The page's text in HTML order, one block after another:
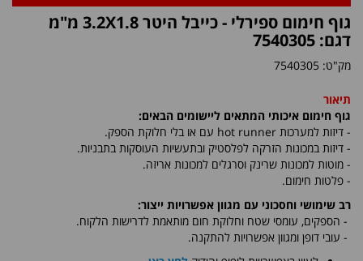
גוף חימום ספירלי - כייבל היטר 3.2X1.8 מ"מ
דגם: 7540305
מק"ט: 7540305
תיאור
גוף חימום איכותי המתאים ליישומים הבאים:
- דיזות למערכות hot runner עם או בלי חלוקת הספק.
- דיזות במכונות הזרקה לפלסטיק ובתעשיות העוסקות בתבניות.
- מוטות למכונות שרינק וסרגלים למכונות אריזה.
- פלטות חימום.
רב שימושי וחסכוני עם מגוון אפשרויות ייצור:
- הספקים, עומסי שטח וחלוקת חום מותאמת לדרישות הלקוח.
- עובי דופן ומגוון אפשרויות להתקנה.